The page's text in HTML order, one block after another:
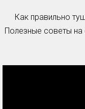
Как правильно
Полезные советы на